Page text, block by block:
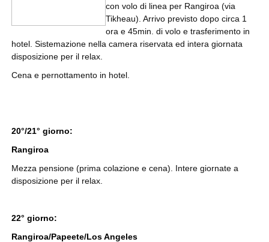
con volo di linea per Rangiroa (via
Tikheau). Arrivo previsto dopo circa 1
ora e 45min. di volo e trasferimento in
hotel. Sistemazione nella camera riservata ed intera giornata
disposizione per il relax.
Cena e pernottamento in hotel.
20°/21° giorno:
Rangiroa
Mezza pensione (prima colazione e cena). Intere giornate a
disposizione per il relax.
22° giorno:
Rangiroa/Papeete/Los Angeles